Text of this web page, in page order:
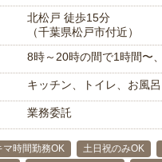
北松戸 徒歩15分
（千葉県松戸市付近）
8時～20時の間で1時間〜
キッチン、トイレ、お風
業務委託
マ時間勤務OK 土日祝のみOK